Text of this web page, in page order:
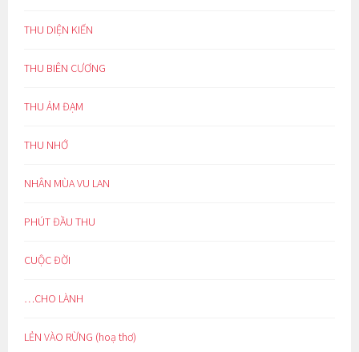
THU DIỆN KIẾN
THU BIÊN CƯƠNG
THU ẢM ĐẠM
THU NHỚ
NHÂN MÙA VU LAN
PHÚT ĐẦU THU
CUỘC ĐỜI
…CHO LÀNH
LẺN VÀO RỪNG (hoạ thơ)